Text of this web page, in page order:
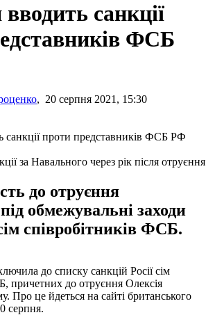
санкції
ФСБ
, 20 серпня 2021, 15:30
за Навального через рік після отруєння
до отруєння
обмежувальні заходи
співробітників ФСБ.
до списку санкцій Росії сім
причетних до отруєння Олексія
Про це йдеться на сайті британського
серпня.